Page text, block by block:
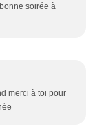
soirée à
merci à toi pour